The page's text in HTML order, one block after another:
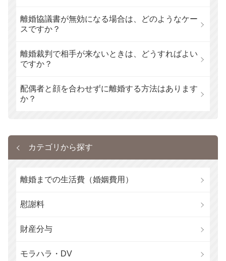
離婚協議書が無効になる場合は、どのようなケー
スですか？
離婚裁判で相手が来ないときは、どうすればよい
ですか？
配偶者と顔を合わせずに離婚する方法はあります
か？
カテゴリから探す
離婚までの生活費（婚姻費用）
慰謝料
財産分与
モラハラ・DV